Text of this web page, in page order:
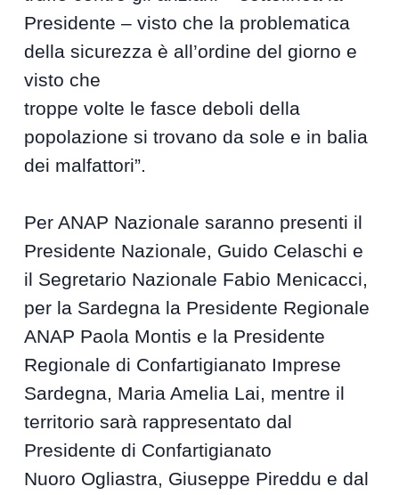
Presidente – visto che la problematica
della sicurezza è all’ordine del giorno e
visto che
troppe volte le fasce deboli della
popolazione si trovano da sole e in balia
dei malfattori”.
Per ANAP Nazionale saranno presenti il
Presidente Nazionale, Guido Celaschi e
il Segretario Nazionale Fabio Menicacci,
per la Sardegna la Presidente Regionale
ANAP Paola Montis e la Presidente
Regionale di Confartigianato Imprese
Sardegna, Maria Amelia Lai, mentre il
territorio sarà rappresentato dal
Presidente di Confartigianato
Nuoro Ogliastra, Giuseppe Pireddu e dal